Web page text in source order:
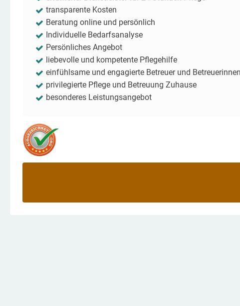
transparente Kosten
Beratung online und persönlich
Individuelle Bedarfsanalyse
Persönliches Angebot
liebevolle und kompetente Pflegehilfe
einfühlsame und engagierte Betreuer und Betreuerinnen
privilegierte Pflege und Betreuung Zuhause
besonderes Leistungsangebot